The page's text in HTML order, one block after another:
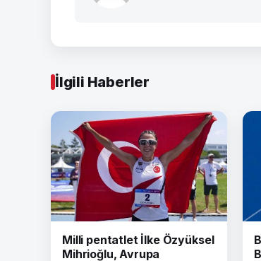
İlgili Haberler
Milli pentatlet İlke Özyüksel
Mihrioğlu, Avrupa